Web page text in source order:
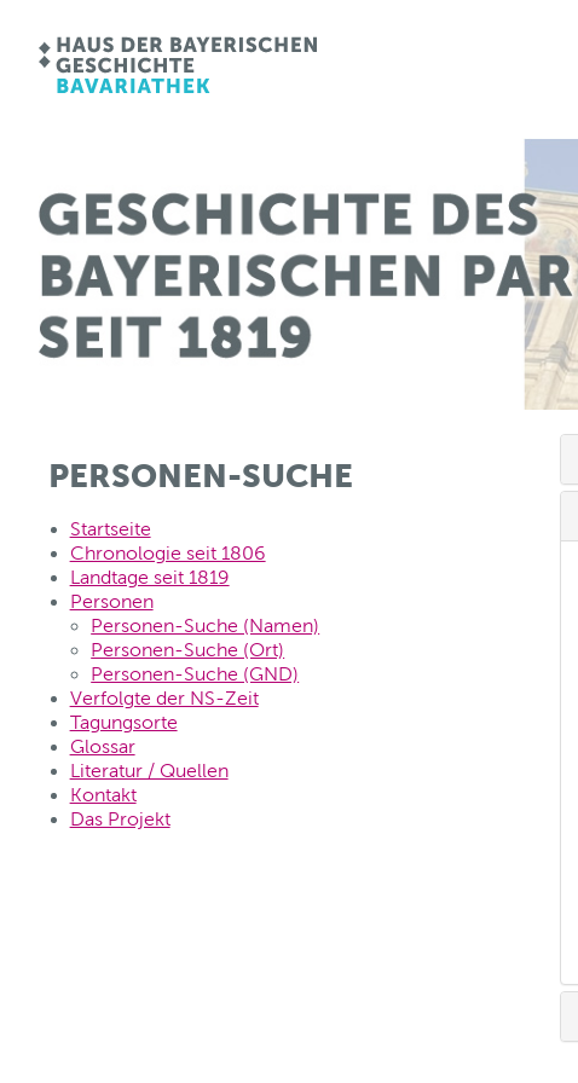
PERSONEN-SUCHE
Startseite
Chronologie seit 1806
Landtage seit 1819
Personen
Personen-Suche (Namen)
Personen-Suche (Ort)
Personen-Suche (GND)
Verfolgte der NS-Zeit
Tagungsorte
Glossar
Literatur / Quellen
Kontakt
Das Projekt